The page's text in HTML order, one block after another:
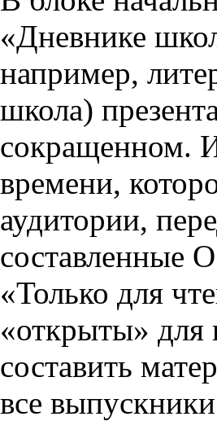
«Дневнике
например,
школа)
сокращенном.
времени,
аудитории,
составленные
«Только для
«открыты» для
составить
все